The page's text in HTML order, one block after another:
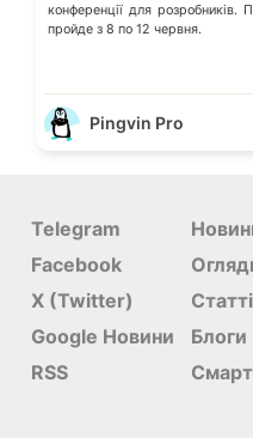
конференції для розробників.
пройде з 8 по 12 червня.
Pingvin Pro
Telegram
Facebook
X (Twitter)
Google Новини
RSS
Статті
Блоги